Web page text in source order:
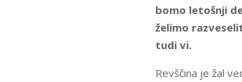
bomo letošnji
želimo
tudi vi.
Revščina je žal